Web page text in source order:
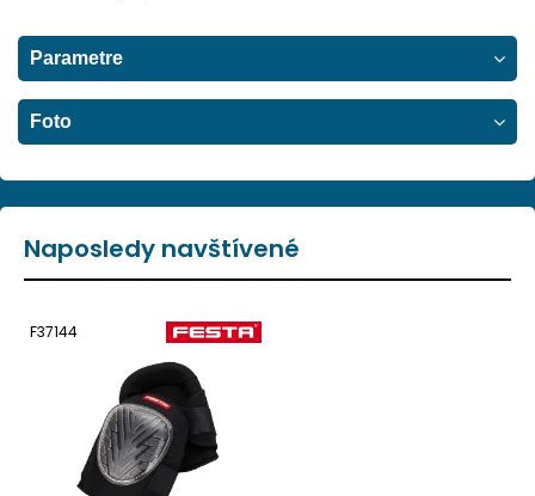
Parametre
Foto
Naposledy navštívené
F37144